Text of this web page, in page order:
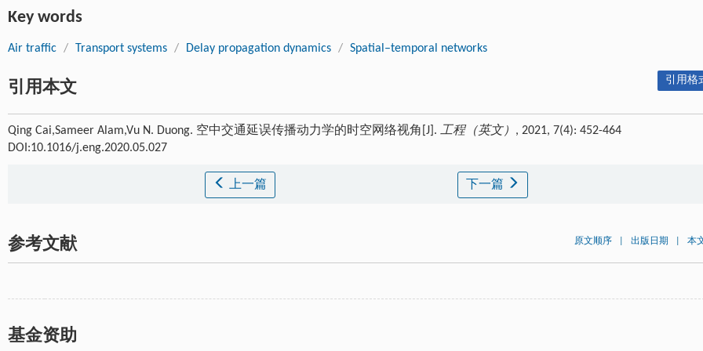
Key words
Air traffic / Transport systems / Delay propagation dynamics / Spatial–temporal networks
引用本文 引用格
Qing Cai,Sameer Alam,Vu N. Duong. 空中交通延误传播动力学的时空网络视角[J]. 工程（英文） , 2021, 7(4): 452-464
DOI:10.1016/j.eng.2020.05.027
上一篇 下一篇
参考文献 原文顺序 出版日期 本
基金资助